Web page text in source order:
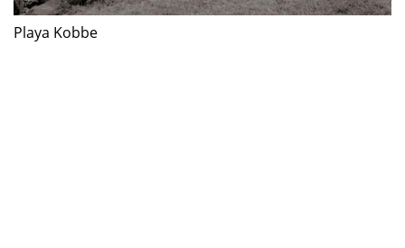
Playa Kobbe